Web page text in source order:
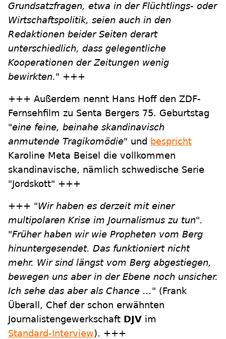
Grundsatzfragen, etwa in der Flüchtlings- oder
Wirtschaftspolitik, seien auch in den
Redaktionen beider Seiten derart
unterschiedlich, dass gelegentliche
Kooperationen der Zeitungen wenig
bewirkten." +++
+++ Außerdem nennt Hans Hoff den ZDF-
Fernsehfilm zu Senta Bergers 75. Geburtstag
"eine feine, beinahe skandinavisch
anmutende Tragikomödie" und bespricht
Karoline Meta Beisel die vollkommen
skandinavische, nämlich schwedische Serie
"Jordskott" +++
+++ "Wir haben es derzeit mit einer
multipolaren Krise im Journalismus zu tun".
"Früher haben wir wie Propheten vom Berg
hinuntergesendet. Das funktioniert nicht
mehr. Wir sind längst vom Berg abgestiegen,
bewegen uns aber in der Ebene noch unsicher.
Ich sehe das aber als Chance ..." (Frank
Überall, Chef der schon erwähnten
Journalistengewerkschaft DJV im
Standard-Interview). +++